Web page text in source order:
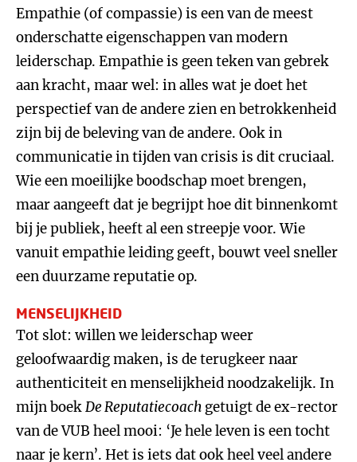
Empathie (of compassie) is een van de meest
onderschatte eigenschappen van modern
leiderschap. Empathie is geen teken van gebrek
aan kracht, maar wel: in alles wat je doet het
perspectief van de andere zien en betrokkenheid
zijn bij de beleving van de andere. Ook in
communicatie in tijden van crisis is dit cruciaal.
Wie een moeilijke boodschap moet brengen,
maar aangeeft dat je begrijpt hoe dit binnenkomt
bij je publiek, heeft al een streepje voor. Wie
vanuit empathie leiding geeft, bouwt veel sneller
een duurzame reputatie op.
MENSELIJKHEID
Tot slot: willen we leiderschap weer
geloofwaardig maken, is de terugkeer naar
authenticiteit en menselijkheid noodzakelijk. In
mijn boekDe Reputatiecoach getuigt de ex-rector
van de VUB heel mooi: ‘Je hele leven is een tocht
naar je kern’. Het is iets dat ook heel veel andere